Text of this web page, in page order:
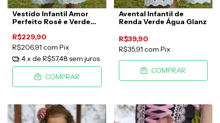
Vestido Infantil Amor
Perfeito Rosê e Verde
R$229,90
R$206,91 com Pix
4x de R$57,48 sem juros
COMPRAR
Avental Infantil de
Renda Verde Água Glanz
R$39,90
R$35,91 com Pix
COMPRAR